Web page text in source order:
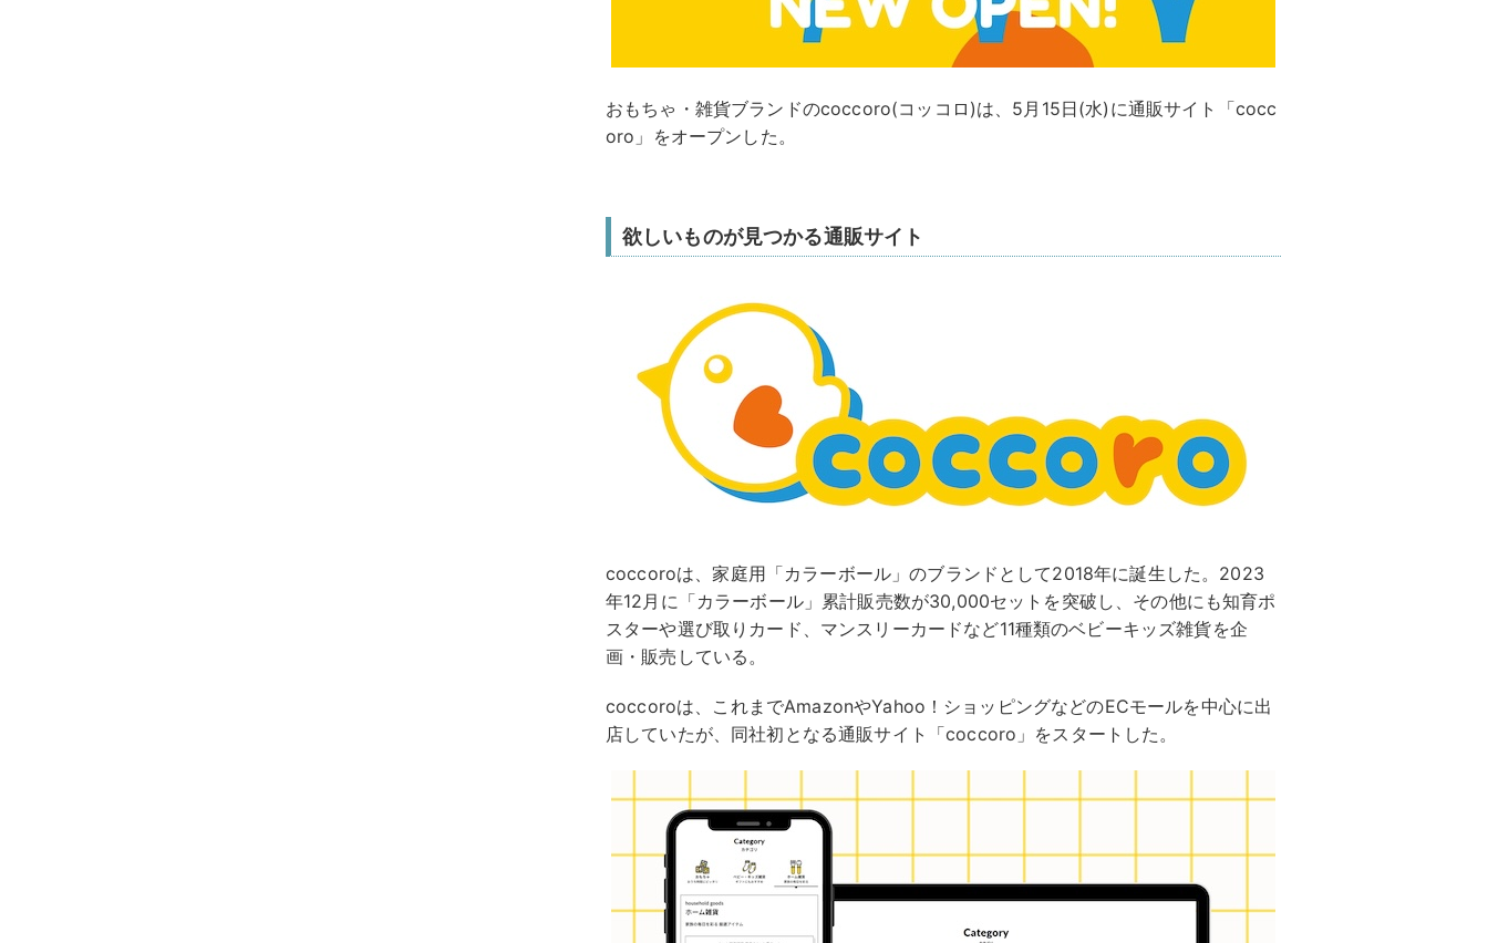
おもちゃ・雑貨ブランドのcoccoro(コッコロ)は、5月15日(水)に通販サイト「cocc
oro」をオープンした。
欲しいものが見つかる通販サイト
coccoroは、家庭用「カラーボール」のブランドとして2018年に誕生した。2023
年12月に「カラーボール」累計販売数が30,000セットを突破し、その他にも知育ポ
スターや選び取りカード、マンスリーカードなど11種類のベビーキッズ雑貨を企
画・販売している。
coccoroは、これまでAmazonやYahoo！ショッピングなどのECモールを中心に出
店していたが、同社初となる通販サイト「coccoro」をスタートした。